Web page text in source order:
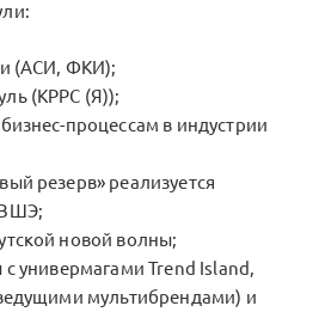
(АСИ, ФКИ);
(КРРС (Я));
процессам в индустрии
резерв» реализуется
новой волны;
универмагами Trend Island,
мультибрендами) и